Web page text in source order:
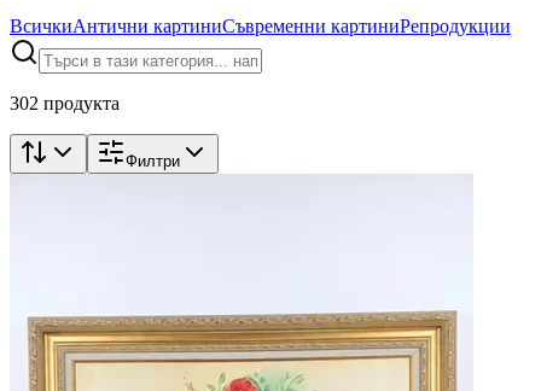
ВсичкиАнтични картиниСъвременни картиниРепродукции
302 продукта
Филтри